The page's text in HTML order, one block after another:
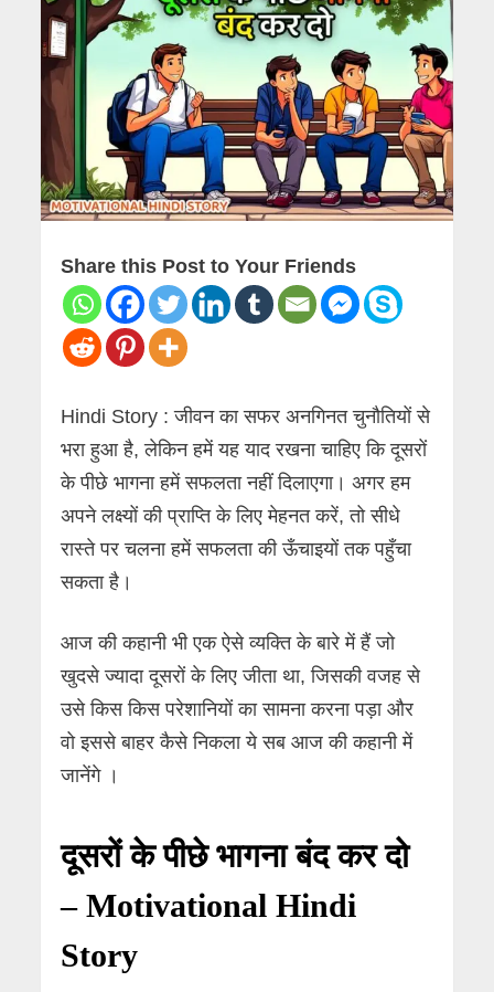
Share this Post to Your Friends
Hindi Story : जीवन का सफर अनगिनत चुनौतियों से
भरा हुआ है, लेकिन हमें यह याद रखना चाहिए कि दूसरों
के पीछे भागना हमें सफलता नहीं दिलाएगा। अगर हम
अपने लक्ष्यों की प्राप्ति के लिए मेहनत करें, तो सीधे
रास्ते पर चलना हमें सफलता की ऊँचाइयों तक पहुँचा
सकता है।
आज की कहानी भी एक ऐसे व्यक्ति के बारे में हैं जो
खुदसे ज्यादा दूसरों के लिए जीता था, जिसकी वजह से
उसे किस किस परेशानियों का सामना करना पड़ा और
वो इससे बाहर कैसे निकला ये सब आज की कहानी में
जानेंगे ।
दूसरों के पीछे भागना बंद कर दो
– Motivational Hindi
Story